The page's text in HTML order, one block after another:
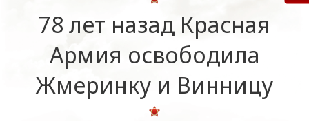
78 лет назад Красная
Армия освободила
Жмеринку и Винницу